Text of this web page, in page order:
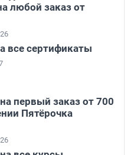
любой заказ от
все сертификаты
первый заказ от 700
Пятёрочка